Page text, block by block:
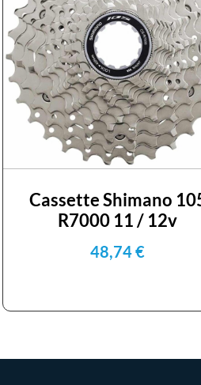
Cassette Shimano
R7000 11 / 12v
48,74€